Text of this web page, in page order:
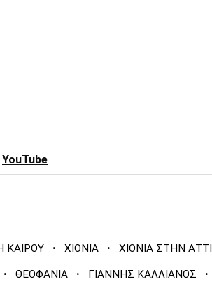
YouTube
ΚΑΙΡΟΥ · ΧΙΟΝΙΑ · ΧΙΟΝΙΑ ΣΤΗΝ
· ΘΕΟΦΑΝΙΑ · ΓΙΑΝΝΗΣ ΚΑΛΛΙΑΝΟΣ ·